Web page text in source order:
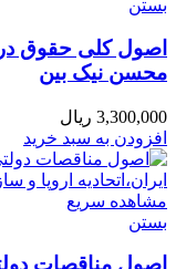
بستن
اصول کلی حقوق
محسن نیک بین
3,300,000 ریال
افزودن به سبد خرید
مشاهده سریع
بستن
اصول مناقصات